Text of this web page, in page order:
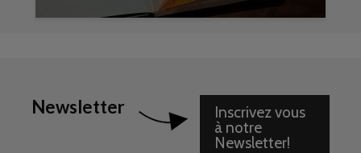
Newsletter
Inscrivez vous
à notre
Newsletter!